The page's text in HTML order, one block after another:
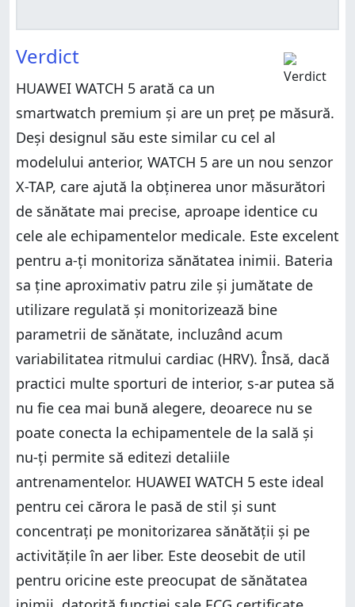
Verdict
HUAWEI WATCH 5 arată ca un
smartwatch premium și are un preț pe măsură.
Deși designul său este similar cu cel al
modelului anterior, WATCH 5 are un nou senzor
X-TAP, care ajută la obținerea unor măsurători
de sănătate mai precise, aproape identice cu
cele ale echipamentelor medicale. Este excelent
pentru a-ți monitoriza sănătatea inimii. Bateria
sa ține aproximativ patru zile și jumătate de
utilizare regulată și monitorizează bine
parametrii de sănătate, incluzând acum
variabilitatea ritmului cardiac (HRV). Însă, dacă
practici multe sporturi de interior, s-ar putea să
nu fie cea mai bună alegere, deoarece nu se
poate conecta la echipamentele de la sală și
nu-ți permite să editezi detaliile
antrenamentelor. HUAWEI WATCH 5 este ideal
pentru cei cărora le pasă de stil și sunt
concentrați pe monitorizarea sănătății și pe
activitățile în aer liber. Este deosebit de util
pentru oricine este preocupat de sănătatea